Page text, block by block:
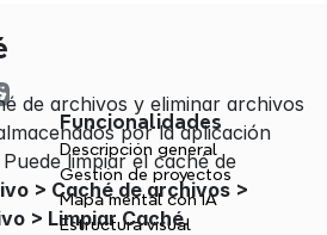
de archivos y eliminar archivos
por la aplicación
limpiar el caché de
> Caché de archivos >
> Limpiar Caché.
Funcionalidades
Descripción general
Gestión de proyectos
Mapa mental con IA
Estructura visual